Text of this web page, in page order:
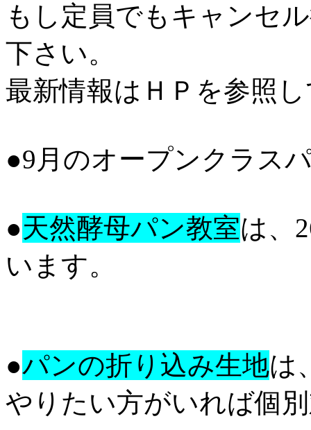
もし定員でもキャンセ
下さい。
最新情報はＨＰを参照
●9月のオープンクラス
●天然酵母パン教室は、
います。
●パンの折り込み生地は
やりたい方がいれば個